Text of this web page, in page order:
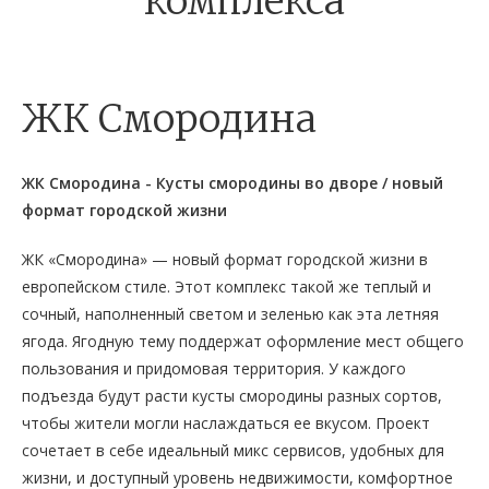
ЖК Смородина
ЖК Смородина - Кусты смородины во дворе / новый
формат городской жизни
ЖК «Смородина» — новый формат городской жизни в
европейском стиле. Этот комплекс такой же теплый и
сочный, наполненный светом и зеленью как эта летняя
ягода. Ягодную тему поддержат оформление мест общего
пользования и придомовая территория. У каждого
подъезда будут расти кусты смородины разных сортов,
чтобы жители могли наслаждаться ее вкусом. Проект
сочетает в себе идеальный микс сервисов, удобных для
жизни, и доступный уровень недвижимости, комфортное